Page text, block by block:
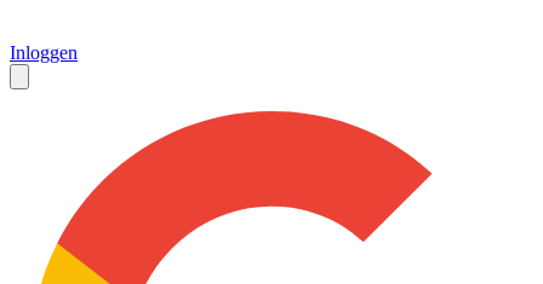
Inloggen